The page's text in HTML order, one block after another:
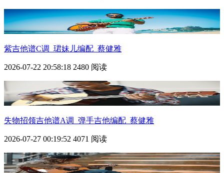
紫吉他谱C调_珺妹儿编配_蔡健雅
2026-07-22 20:58:18 2480 阅读
失物招领吉他谱A调_弹手吉他编配_蔡健雅
2026-07-27 00:19:52 4071 阅读